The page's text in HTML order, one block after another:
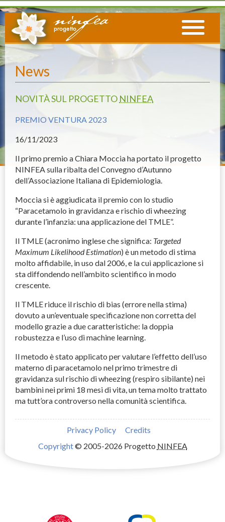
News
NOVITÀ SUL PROGETTO NINFEA
PREMIO VENTURA 2023
16/11/2023
Il primo premio a Chiara Moccia ha portato il progetto
NINFEA sulla ribalta del Convegno d’Autunno
dell’Associazione Italiana di Epidemiologia.
Moccia si è aggiudicata il premio con lo studio
“Paracetamolo in gravidanza e rischio di wheezing
durante l’infanzia: una applicazione del TMLE”.
Il TMLE(acronimo inglese che significa: Targeted
Maximum Likelihood Estimation) è un metodo di stima
molto affidabile, in uso dal 2006, e la cui applicazione si
sta diffondendo nell’ambito scientifico in modo
crescente.
Il TMLEriduce il rischio di bias (errore nella stima)
dovuto a un’eventuale specificazione non corretta del
modello grazie a due caratteristiche: la doppia
robustezza e l’uso di machine learning.
Il metodo è stato applicato per valutare l’effetto dell’uso
materno di paracetamolo nel primo trimestre di
gravidanza sul rischio di wheezing (respiro sibilante) nei
bambini nei primi 18 mesi di vita, un tema molto trattato
ma tutt’ora controverso nella comunità scientifica.
Privacy Policy
Credits
Copyright© 2005-2026 Progetto NINFEA